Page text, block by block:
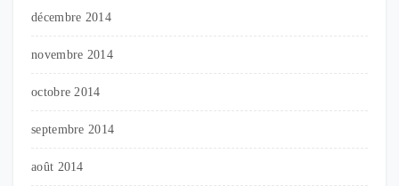
décembre 2014
novembre 2014
octobre 2014
septembre 2014
août 2014